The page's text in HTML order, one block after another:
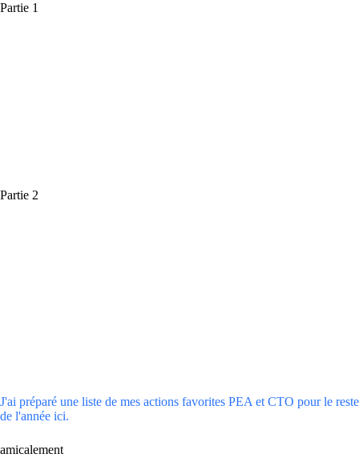
Partie 1
Partie 2
J'ai préparé une liste de mes actions favorites PEA et CTO pour le reste
de l'année ici.
amicalement